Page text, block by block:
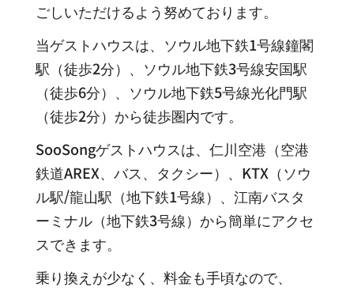
ごしいただけるよう努めております。
当ゲストハウスは、ソウル地下鉄1号線鐘閣
駅（徒歩2分）、ソウル地下鉄3号線安国駅
（徒歩6分）、ソウル地下鉄5号線光化門駅
（徒歩2分）から徒歩圏内です。
SooSongゲストハウスは、仁川空港（空港
鉄道AREX、バス、タクシー）、KTX（ソウ
ル駅/龍山駅（地下鉄1号線）、江南バスタ
ーミナル（地下鉄3号線）から簡単にアクセ
スできます。
乗り換えが少なく、料金も手頃なので、